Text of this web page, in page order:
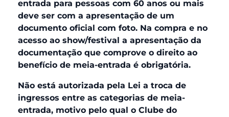
entrada para pessoas com 60 anos ou mais
deve ser com a apresentação de um
documento oficial com foto. Na compra e no
acesso ao show/festival a apresentação da
documentação que comprove o direito ao
benefício de meia-entrada é obrigatória.
Não está autorizada pela Lei a troca de
ingressos entre as categorias de meia-
entrada, motivo pelo qual o Clube do